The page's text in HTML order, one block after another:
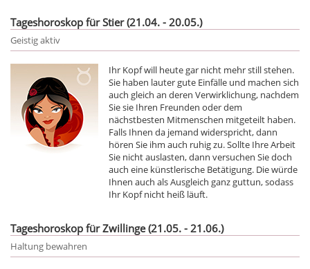
Tageshoroskop für Stier (21.04. - 20.05.)
Geistig aktiv
Ihr Kopf will heute gar nicht mehr still stehen.
Sie haben lauter gute Einfälle und machen sich
auch gleich an deren Verwirklichung, nachdem
Sie sie Ihren Freunden oder dem
nächstbesten Mitmenschen mitgeteilt haben.
Falls Ihnen da jemand widerspricht, dann
hören Sie ihm auch ruhig zu. Sollte Ihre Arbeit
Sie nicht auslasten, dann versuchen Sie doch
auch eine künstlerische Betätigung. Die würde
Ihnen auch als Ausgleich ganz guttun, sodass
Ihr Kopf nicht heiß läuft.
Tageshoroskop für Zwillinge (21.05. - 21.06.)
Haltung bewahren